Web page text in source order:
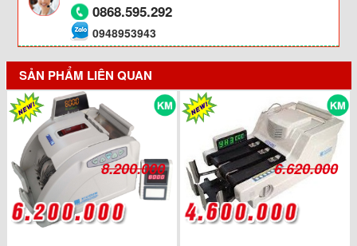
0868.595.292
0948953943
SẢN PHẨM LIÊN QUAN
8.200.000 6.620.000